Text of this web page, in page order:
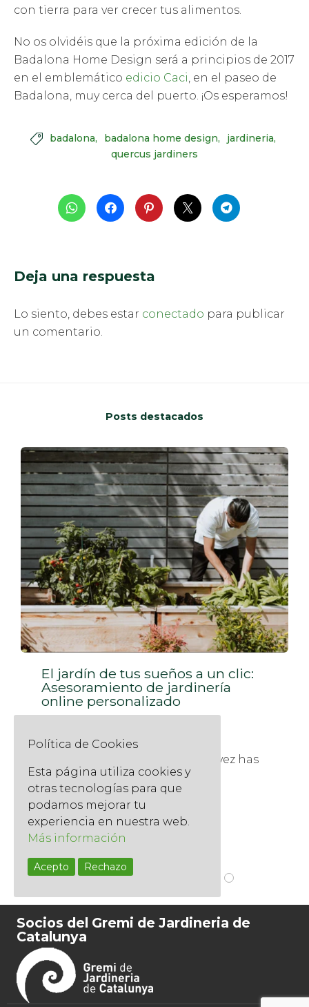
con tierra para ver crecer tus alimentos.
No os olvidéis que la próxima edición de la
Badalona Home Design será a principios de 2017
en el emblemático edicio Caci, en el paseo de
Badalona, muy cerca del puerto. ¡Os esperamos!
 badalona badalona home design
jardineria
quercus jardiners
Deja una respuesta
Lo siento, debes estar conectado para publicar
un comentario.
Posts destacados
El jardín de tus sueños a un clic:
Asesoramiento de jardinería
online personalizado
El poder del asesoramiento de
jardinería a distancia ¿Alguna vez has
buscado en Google: "¿Por...
Read More
Socios del Gremi de Jardineria de
Catalunya
Política de Cookies
Esta página utiliza cookies y
otras tecnologías para que
podamos mejorar tu
experiencia en nuestra web.
Más información
Acepto Rechazo